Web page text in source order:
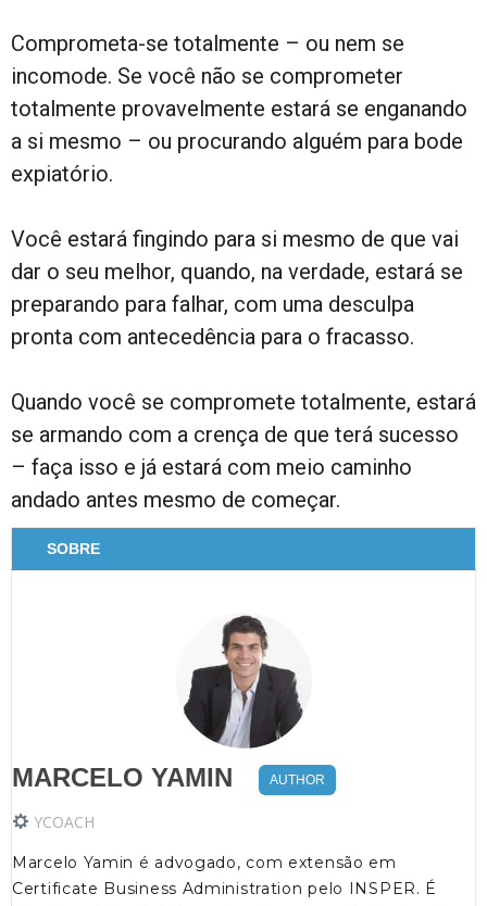
Comprometa-se totalmente – ou nem se
incomode. Se você não se comprometer
totalmente provavelmente estará se enganando
a si mesmo – ou procurando alguém para bode
expiatório.
Você estará fingindo para si mesmo de que vai
dar o seu melhor, quando, na verdade, estará se
preparando para falhar, com uma desculpa
pronta com antecedência para o fracasso.
Quando você se compromete totalmente, estará
se armando com a crença de que terá sucesso
– faça isso e já estará com meio caminho
andado antes mesmo de começar.
SOBRE
MARCELO YAMIN AUTHOR
YCOACH
Marcelo Yamin é advogado, com extensão em
Certificate Business Administration pelo INSPER. É